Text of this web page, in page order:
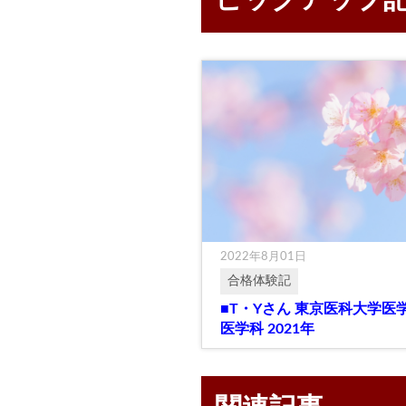
2022年8月01日
合格体験記
■T・Yさん 東京医科大学医
医学科 2021年